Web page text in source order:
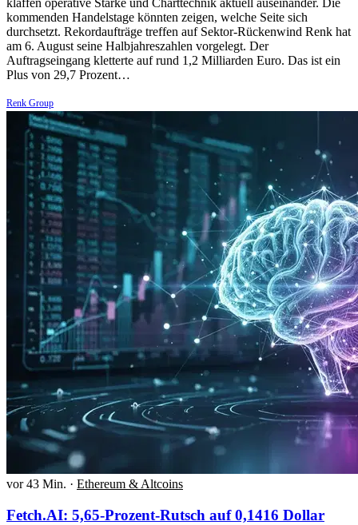
kommenden Handelstage könnten zeigen, welche Seite sich
durchsetzt. Rekordaufträge treffen auf Sektor-Rückenwind Renk hat
am 6. August seine Halbjahreszahlen vorgelegt. Der
Auftragseingang kletterte auf rund 1,2 Milliarden Euro. Das ist ein
Plus von 29,7 Prozent…
Renk Group
vor 43 Min. · Ethereum & Altcoins
Fetch.AI: 5,65-Prozent-Rutsch auf 0,1416 Dollar